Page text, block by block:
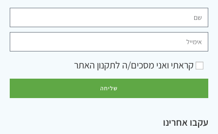
קראתי ואני מסכים/ה לתקנון האתר
שליחה
עקבו אחרינו